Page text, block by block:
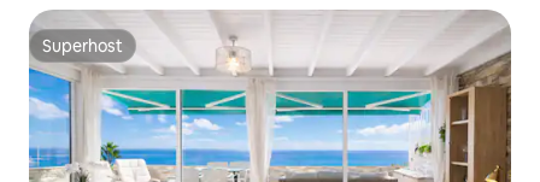
Superhost
Superhost